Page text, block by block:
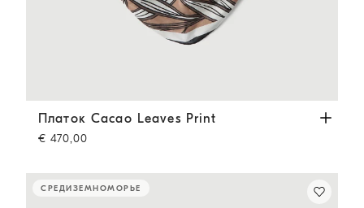
Платок Cacao Leaves Print Коричневый
Платок Cacao Leaves Print
€ 470,00
СРЕДИЗЕМНОМОРЬЕ